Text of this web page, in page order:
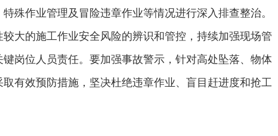
殊作业管理及冒险违章作业等情况进行深入排查整治。
大的施工作业安全风险的辨识和管控，持续加强现场管
岗位人员责任。要加强事故警示，针对高处坠落、物体
有效预防措施，坚决杜绝违章作业、盲目赶进度和抢工